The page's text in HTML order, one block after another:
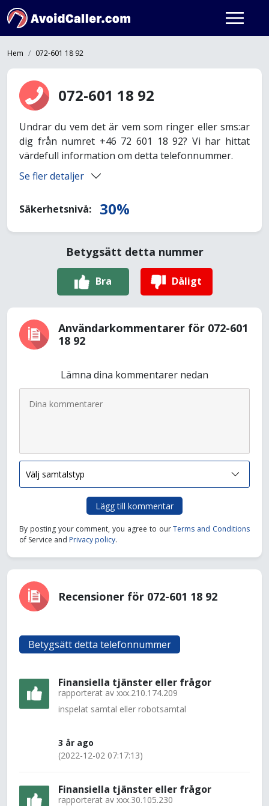
Hem 072-601 18 92
072-601 18 92
Undrar du vem det är vem som ringer eller sms:ar
dig från numret +46 72 601 18 92? Vi har hittat
värdefull information om detta telefonnummer.
Se fler detaljer
Säkerhetsnivå: 30%
Betygsätt detta nummer
Bra Dåligt
Användarkommentarer för 072-601
18 92
Lämna dina kommentarer nedan
Lägg till kommentar
By posting your comment, you agree to ourTerms and Conditions
of Service and Privacy policy.
Recensioner för 072-601 18 92
Betygsätt detta telefonnummer
Finansiella tjänster eller frågor
rapporterat av xxx.210.174.209
inspelat samtal eller robotsamtal
3 år ago
(2022-12-02 07:17:13)
Finansiella tjänster eller frågor
rapporterat av xxx.30.105.230